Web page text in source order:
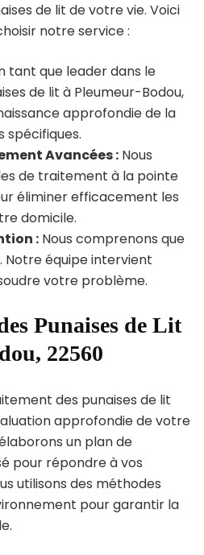
de lit de votre vie. Voici
notre service :
tant que leader dans le
de lit à Pleumeur-Bodou,
approfondie de la
spécifiques.
Avancées : Nous
de traitement à la pointe
éliminer efficacement les
domicile.
: Nous comprenons que
équipe intervient
votre problème.
Punaises de Lit
22560
des punaises de lit
approfondie de votre
un plan de
pour répondre à vos
utilisons des méthodes
pour garantir la